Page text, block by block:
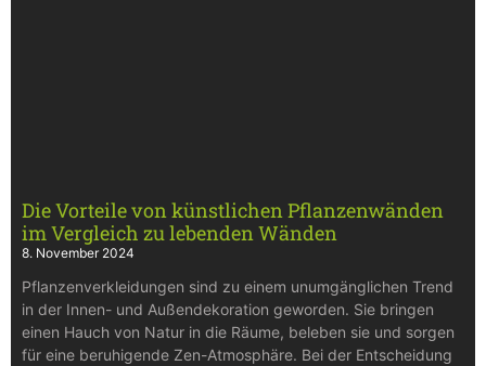
Die Vorteile von künstlichen Pflanzenwänden
im Vergleich zu lebenden Wänden
8. November 2024
Pflanzenverkleidungen sind zu einem unumgänglichen Trend
in der Innen- und Außendekoration geworden. Sie bringen
einen Hauch von Natur in die Räume, beleben sie und sorgen
für eine beruhigende Zen-Atmosphäre. Bei der Entscheidung